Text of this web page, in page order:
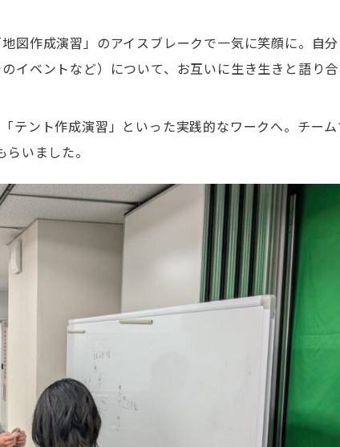
図作成演習」のアイスブレークで一気に笑顔に。自
イベントなど）について、お互いに生き生きと語り
テント作成演習」といった実践的なワークへ。チー
いました。